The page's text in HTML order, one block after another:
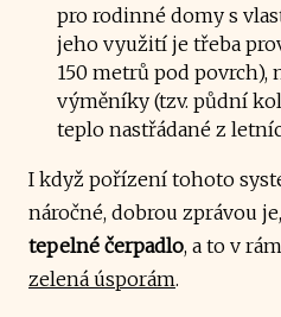
pro rodinné domy s
jeho využití je třeba
150 metrů pod povrch),
výměníky (tzv. půdní
teplo nastřádané z
I když pořízení tohoto
náročné, dobrou zprávou
tepelné čerpadlo, a to v
zelená úsporám.